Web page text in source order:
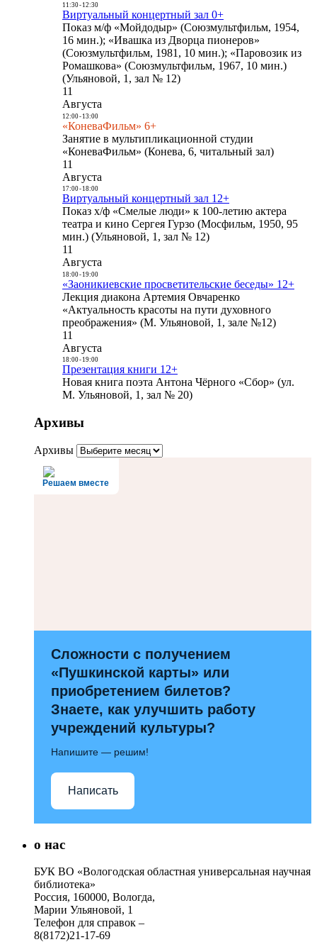
11:30- 12:30
Виртуальный концертный зал 0+
Показ м/ф «Мойдодыр» (Союзмультфильм, 1954,
16 мин.); «Ивашка из Дворца пионеров»
(Союзмультфильм, 1981, 10 мин.); «Паровозик из
Ромашкова» (Союзмультфильм, 1967, 10 мин.)
(Ульяновой, 1, зал № 12)
11
Августа
12:00- 13:00
«КоневаФильм» 6+
Занятие в мультипликационной студии
«КоневаФильм» (Конева, 6, читальный зал)
11
Августа
17:00- 18:00
Виртуальный концертный зал 12+
Показ х/ф «Смелые люди» к 100-летию актера
театра и кино Сергея Гурзо (Мосфильм, 1950, 95
мин.) (Ульяновой, 1, зал № 12)
11
Августа
18:00- 19:00
«Заоникиевские просветительские беседы» 12+
Лекция диакона Артемия Овчаренко
«Актуальность красоты на пути духовного
преображения» (М. Ульяновой, 1, зале №12)
11
Августа
18:00- 19:00
Презентация книги 12+
Новая книга поэта Антона Чёрного «Сбор» (ул.
М. Ульяновой, 1, зал № 20)
Архивы
Архивы
Решаем вместе
Сложности с получением
«Пушкинской карты» или
приобретением билетов?
Знаете, как улучшить работу
учреждений культуры?
Напишите — решим!
Написать
о нас
БУК ВО «Вологодская областная универсальная научная
библиотека»
Россия, 160000, Вологда,
Марии Ульяновой, 1
Телефон для справок –
8(8172)21-17-69